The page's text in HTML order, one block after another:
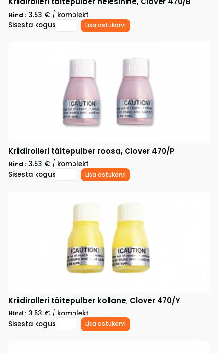
Hind : 3.53 € / komplekt
Sisesta kogus
Lisa ostukorvi
Kriidirolleri täitepulber roosa, Clover 470/P
Hind : 3.53 € / komplekt
Sisesta kogus
Lisa ostukorvi
Kriidirolleri täitepulber kollane, Clover 470/Y
Hind : 3.53 € / komplekt
Sisesta kogus
Lisa ostukorvi